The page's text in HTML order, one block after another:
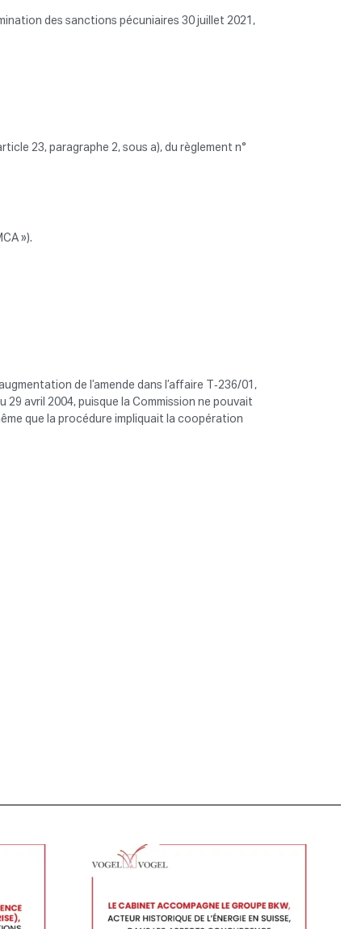
des sanctions pécuniaires 30 juillet 2021,
23, paragraphe 2, sous a), du règlement n°
»).
de l’amende dans l’affaire T‑236/01,
29 avril 2004, puisque la Commission ne pouvait
que la procédure impliquait la coopération